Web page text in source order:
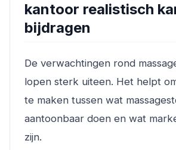
kantoor realistisch
bijdragen
De verwachtingen rond
lopen sterk uiteen. Het helpt
te maken tussen wat
aantoonbaar doen en wat
zijn.